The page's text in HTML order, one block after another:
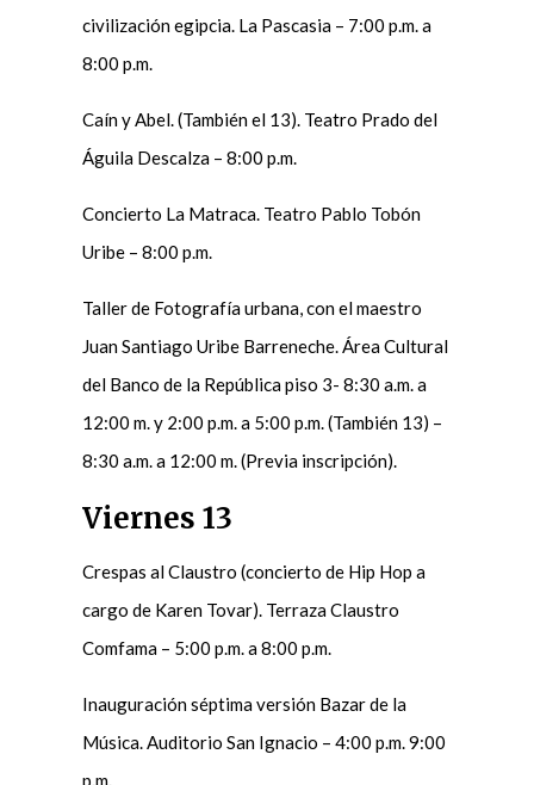
civilización egipcia. La Pascasia – 7:00 p.m. a
8:00 p.m.
Caín y Abel. (También el 13). Teatro Prado del
Águila Descalza – 8:00 p.m.
Concierto La Matraca. Teatro Pablo Tobón
Uribe – 8:00 p.m.
Taller de Fotografía urbana, con el maestro
Juan Santiago Uribe Barreneche. Área Cultural
del Banco de la República piso 3- 8:30 a.m. a
12:00 m. y 2:00 p.m. a 5:00 p.m. (También 13) –
8:30 a.m. a 12:00 m. (Previa inscripción).
Viernes 13
Crespas al Claustro (concierto de Hip Hop a
cargo de Karen Tovar). Terraza Claustro
Comfama – 5:00 p.m. a 8:00 p.m.
Inauguración séptima versión Bazar de la
Música. Auditorio San Ignacio – 4:00 p.m. 9:00
p.m.